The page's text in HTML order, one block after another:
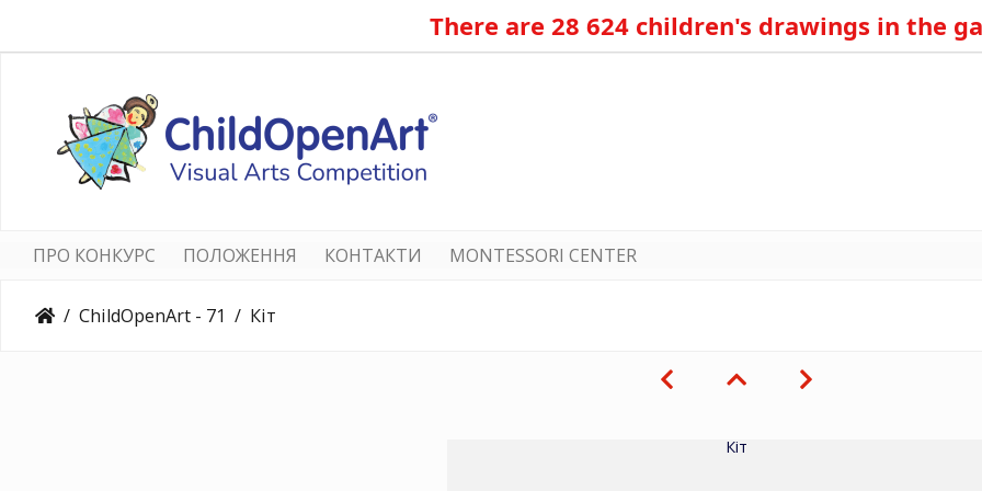
There are 28 624 children's drawings in the
ПРО КОНКУРС ПОЛОЖЕННЯ КОНТАКТИ MONTESSORI CENTER
ChildOpenArt - 71 Кіт
Кіт